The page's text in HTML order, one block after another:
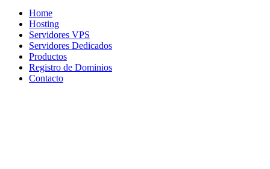
Home
Hosting
Servidores VPS
Servidores Dedicados
Productos
Registro de Dominios
Contacto